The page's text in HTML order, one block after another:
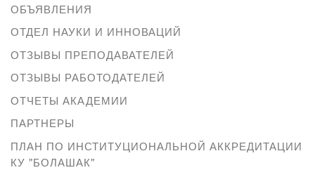
ОБЪЯВЛЕНИЯ
ОТДЕЛ НАУКИ И ИННОВАЦИЙ
ОТЗЫВЫ ПРЕПОДАВАТЕЛЕЙ
ОТЗЫВЫ РАБОТОДАТЕЛЕЙ
ОТЧЕТЫ АКАДЕМИИ
ПАРТНЕРЫ
ПЛАН ПО ИНСТИТУЦИОНАЛЬНОЙ АККРЕДИТАЦИИ
КУ "БОЛАШАК"